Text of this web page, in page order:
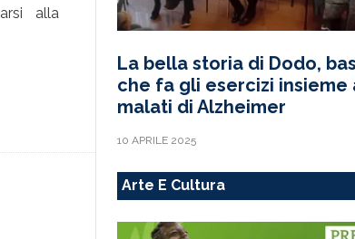
alla
La bella storia di Dodo,
che fa gli esercizi insieme
malati di Alzheimer
10 APRILE 2025
Arte E Cultura